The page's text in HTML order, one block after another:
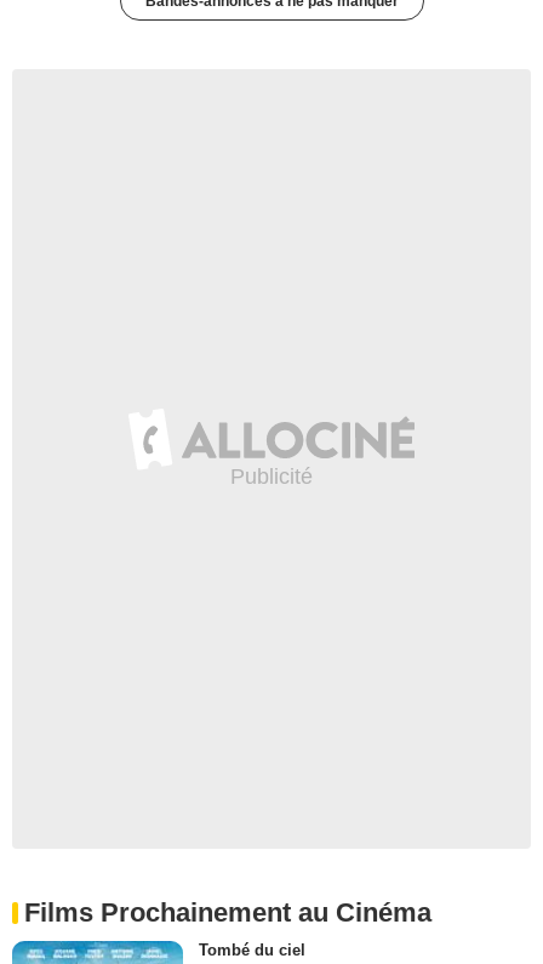
Films Prochainement au Cinéma
Tombé du ciel